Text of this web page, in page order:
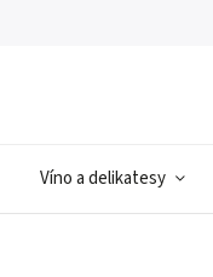
Víno a delikatesy